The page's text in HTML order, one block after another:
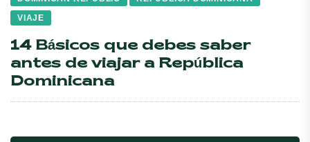
VIAJE
14 Básicos que debes saber
antes de viajar a República
Dominicana